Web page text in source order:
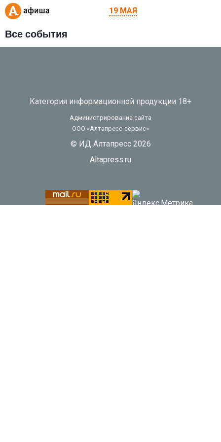
19 МАЯ
Все события
Категория информационной продукции 18+
Администрирование сайта
ООО «Алтапресс-сервис»
© ИД Алтапресс 2026
Altapress.ru